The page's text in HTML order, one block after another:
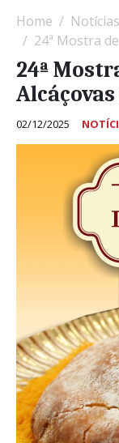
Home
Notícias
24ª Mostra de
24ª
02/12/2025